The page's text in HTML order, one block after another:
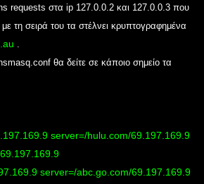
requests στα ip 127.0.0.2 και 127.0.0.3 που
τη σειρά του τα στέλνει κρυπτογραφημένα
.
θα δείτε σε κάποιο σημείο τα
server=/hulu.com/69.197.169.9
server=/abc.go.com/69.197.169.9